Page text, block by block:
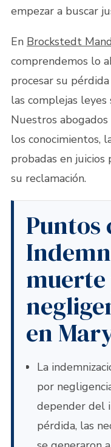
empezar a buscar
En Brockstedt
comprendemos lo
procesar su
las complejas
Nuestros
los conocimientos,
probadas en juicios
su reclamación.
Puntos
en
La
por
depender del
pérdida, las